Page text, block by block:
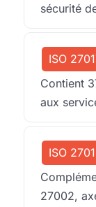
sécurité
ISO
Contient
aux
ISO
27002,